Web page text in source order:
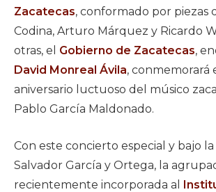
Zacatecas, conformado por piezas
Codina, Arturo Márquez y Ricardo
otras, el Gobierno de Zacatecas,
David Monreal Ávila, conmemorará
aniversario luctuoso del músico
Pablo García Maldonado.
Con este concierto especial y bajo
Salvador García y Ortega, la
recientemente incorporada al